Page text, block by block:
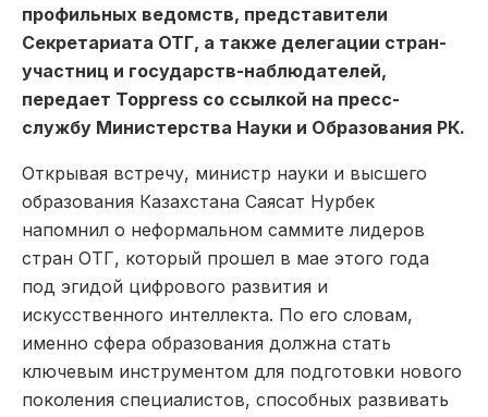
профильных ведомств, представители
Секретариата ОТГ, а также делегации стран-
участниц и государств-наблюдателей,
передает Toppress со ссылкой на пресс-
службу Министерства Науки и Образования РК.
Открывая встречу, министр науки и высшего
образования Казахстана Саясат Нурбек
напомнил о неформальном саммите лидеров
стран ОТГ, который прошел в мае этого года
под эгидой цифрового развития и
искусственного интеллекта. По его словам,
именно сфера образования должна стать
ключевым инструментом для подготовки нового
поколения специалистов, способных развивать